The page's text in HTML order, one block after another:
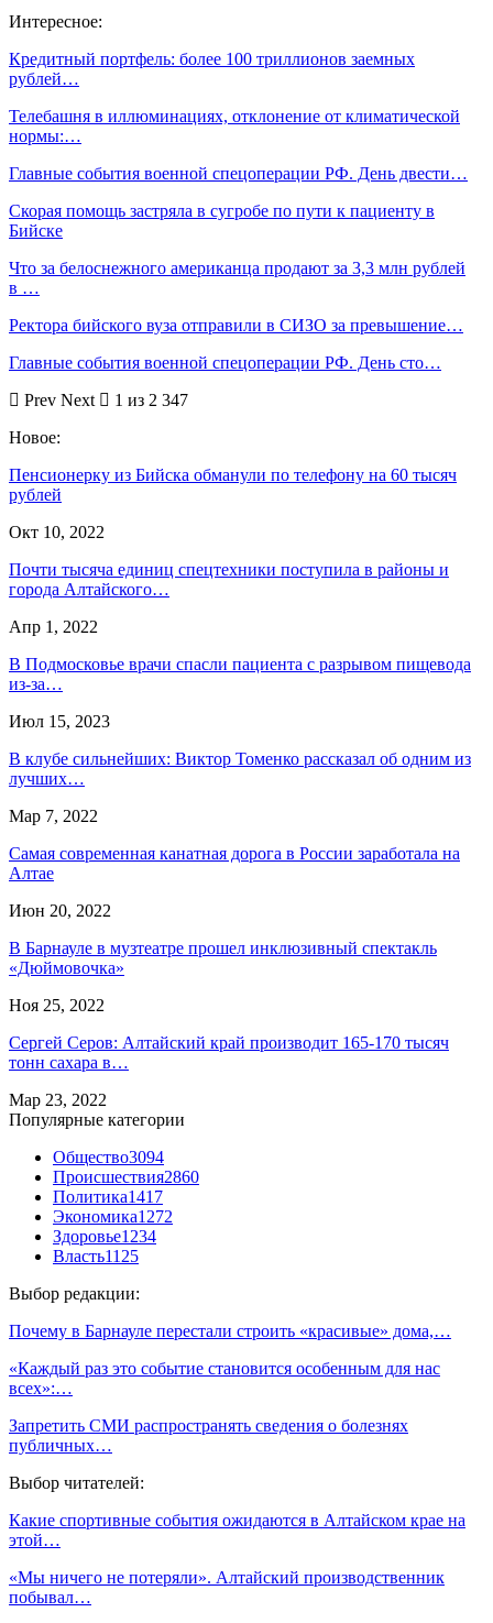
Интересное:
Кредитный портфель: более 100 триллионов заемных
рублей…
Телебашня в иллюминациях, отклонение от климатической
нормы:…
Главные события военной спецоперации РФ. День двести…
Скорая помощь застряла в сугробе по пути к пациенту в
Бийске
Что за белоснежного американца продают за 3,3 млн рублей
в …
Ректора бийского вуза отправили в СИЗО за превышение…
Главные события военной спецоперации РФ. День сто…
Prev Next
1 из 2 347
Новое:
Пенсионерку из Бийска обманули по телефону на 60 тысяч
рублей
Окт 10, 2022
Почти тысяча единиц спецтехники поступила в районы и
города Алтайского…
Апр 1, 2022
В Подмосковье врачи спасли пациента с разрывом пищевода
из-за…
Июл 15, 2023
В клубе сильнейших: Виктор Томенко рассказал об одним из
лучших…
Мар 7, 2022
Самая современная канатная дорога в России заработала на
Алтае
Июн 20, 2022
В Барнауле в музтеатре прошел инклюзивный спектакль
«Дюймовочка»
Ноя 25, 2022
Сергей Серов: Алтайский край производит 165-170 тысяч
тонн сахара в…
Мар 23, 2022
Популярные категории
Общество3094
Происшествия2860
Политика1417
Экономика1272
Здоровье1234
Власть1125
Выбор редакции:
Почему в Барнауле перестали строить «красивые» дома,…
«Каждый раз это событие становится особенным для нас
всех»:…
Запретить СМИ распространять сведения о болезнях
публичных…
Выбор читателей:
Какие спортивные события ожидаются в Алтайском крае на
этой…
«Мы ничего не потеряли». Алтайский производственник
побывал…